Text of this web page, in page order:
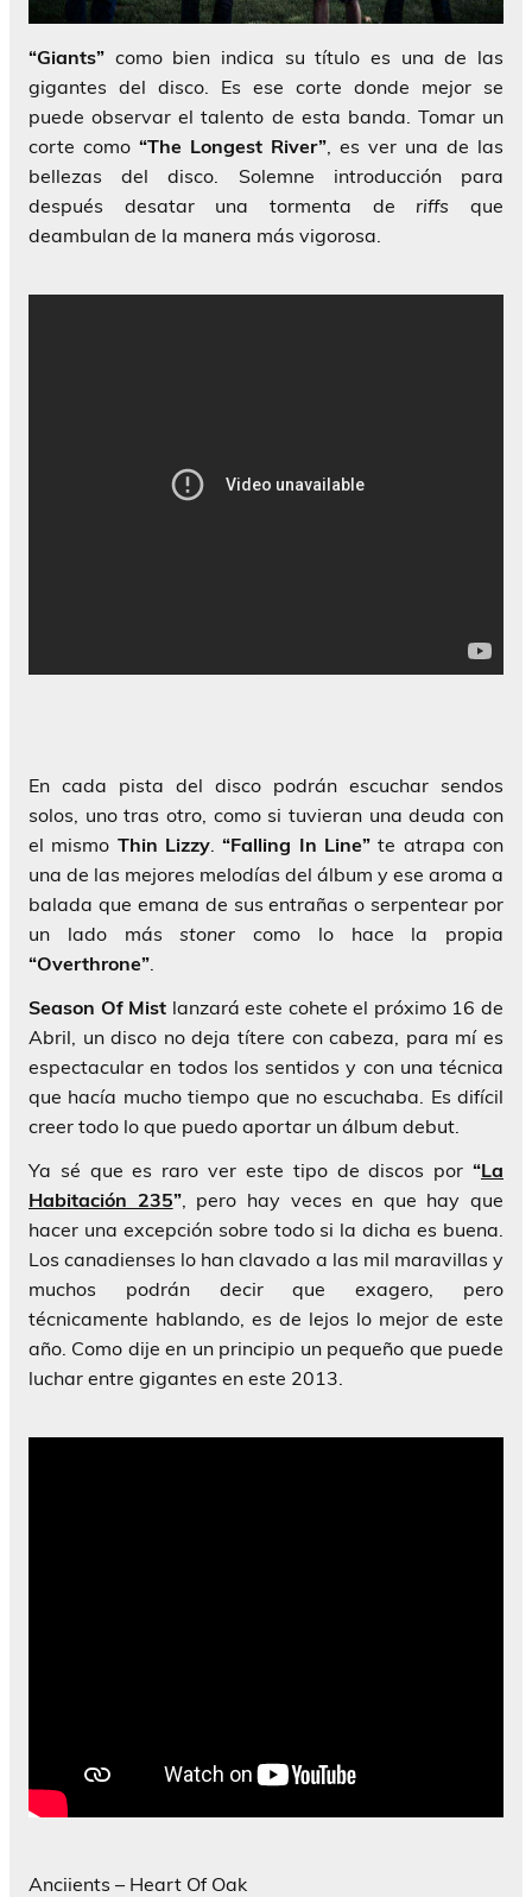
“Giants” como bien indica su título es una de las
gigantes del disco. Es ese corte donde mejor se
puede observar el talento de esta banda. Tomar un
corte como “The Longest River” , es ver una de las
bellezas del disco. Solemne introducción para
después desatar una tormenta de riffsque
deambulan de la manera más vigorosa.
En cada pista del disco podrán escuchar sendos
solos, uno tras otro, como si tuvieran una deuda con
el mismo Thin Lizzy .“Falling In Line” te atrapa con
una de las mejores melodías del álbum y ese aroma a
balada que emana de sus entrañas o serpentear por
un lado másstoner como lo hace la propia
“Overthrone”
Season Of Mist lanzará este cohete el próximo 16 de
Abril, un disco no deja títere con cabeza, para mí es
espectacular en todos los sentidos y con una técnica
que hacía mucho tiempo que no escuchaba. Es difícil
creer todo lo que puedo aportar un álbum debut.
Ya sé que es raro ver este tipo de discos por “La
Habitación 235”, pero hay veces en que hay que
hacer una excepción sobre todo si la dicha es buena.
Los canadienses lo han clavado a las mil maravillas y
muchos podrán decir que exagero, pero
técnicamente hablando, es de lejos lo mejor de este
año. Como dije en un principio un pequeño que puede
luchar entre gigantes en este 2013.
Anciients – Heart Of Oak